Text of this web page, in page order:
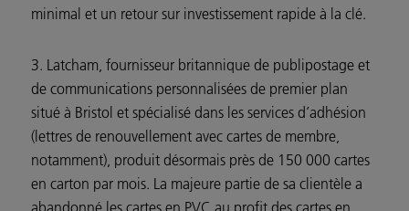
minimal et un retour sur investissement rapide à la clé.
3. Latcham, fournisseur britannique de publipostage et
de communications personnalisées de premier plan
situé à Bristol et spécialisé dans les services d’adhésion
(lettres de renouvellement avec cartes de membre,
notamment), produit désormais près de 150 000 cartes
en carton par mois. La majeure partie de sa clientèle a
abandonné les cartes en PVC au profit des cartes en